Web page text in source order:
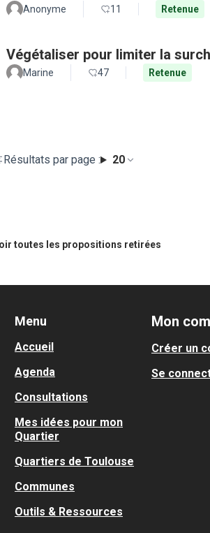
Anonyme 11 Retenue
Végétaliser pour limiter la
Marine 47 Retenue
Résultats par page : 20
toutes les propositions retirées
Menu
Accueil
Agenda
Consultations
Mes idées pour mon
Quartier
Quartiers de Toulouse
Communes
Outils & Ressources
Mon
Créer un
Se